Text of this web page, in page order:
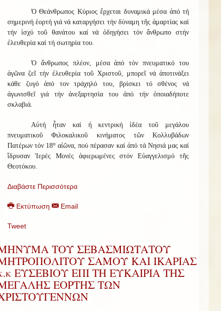
Ὁ Θεάνθρωπος Κύριος ἔρχεται δυναμικά μέσα ἀπό τή
σημερινή ἑορτή γιά νά καταργήσει τήν δύναμη τῆς ἁμαρτίας καί
τήν ἰσχύ τοῦ θανάτου καί νά ὁδηγήσει τόν ἄνθρωπο στήν
ἐλευθερία καί τή σωτηρία του.
Ὁ ἄνθρωπος πλέον, μέσα ἀπό τόν πνευματικό του
ἀγῶνα ζεῖ τήν ἐλευθερία τοῦ Χριστοῦ, μπορεῖ νά ἀποτινάξει
κάθε ζυγό ἀπό τον τράχηλό του, βρίσκει τό σθένος νά
ἀγωνισθεῖ γιά τήν ἀνεξαρτησία του ἀπό τήν ὁποιαδήποτε
σκλαβιά.
Αὐτή ἦταν καί ἡ κεντρική ἰδέα τοῦ μεγάλου
πνευματικοῦ Φιλοκαλικοῦ κινήματος τῶν Κολλυβάδων
Πατέρων τόν 18ο αἰῶνα, πού πέρασαν καί ἀπό τά Νησιά μας καί
ἵδρυσαν Ἱερές Μονές ἀφιερωμένες στόν Εὐαγγελισμό τῆς
Θεοτόκου.
Διαβάστε Περισσότερα
Εκτύπωση Email
Tweet
ΤΟΥ ΣΕΒΑΣΜΙΩΤΑΤΟΥ
ΣΑΜΟΥ ΚΑΙ ΙΚΑΡΙΑΣ
ΕΥΣΕΒΙΟΥ ΕΠΙ ΤΗ ΕΥΚΑΙΡΙΑ ΤΗΣ
ΕΟΡΤΗΣ ΤΩΝ